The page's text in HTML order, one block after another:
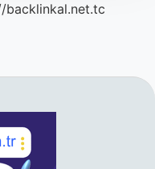
backlinkal.net.tc